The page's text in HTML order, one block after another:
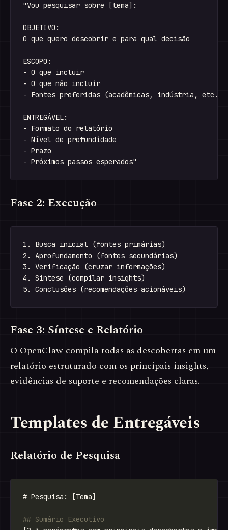
"Vou pesquisar sobre [tema]:
OBJETIVO:
O que quero descobrir e para qual decisão
ESCOPO:
- O que incluir
- O que não incluir
- Fontes preferidas (acadêmicas, indústria, etc.)
ENTREGÁVEL:
- Formato do relatório
- Nível de profundidade
- Prazo
Fase 2: Execução
1. Busca inicial (fontes primárias)
2. Aprofundamento (fontes secundárias)
3. Verificação (cruzar informações)
4. Síntese (compilar insights)
Fase 3: Síntese e Relatório
O OpenClaw compila todas as descobertas em um
relatório estruturado com os principais insights,
evidências de suporte e recomendações claras.
Templates de Entregáveis
Relatório de Pesquisa